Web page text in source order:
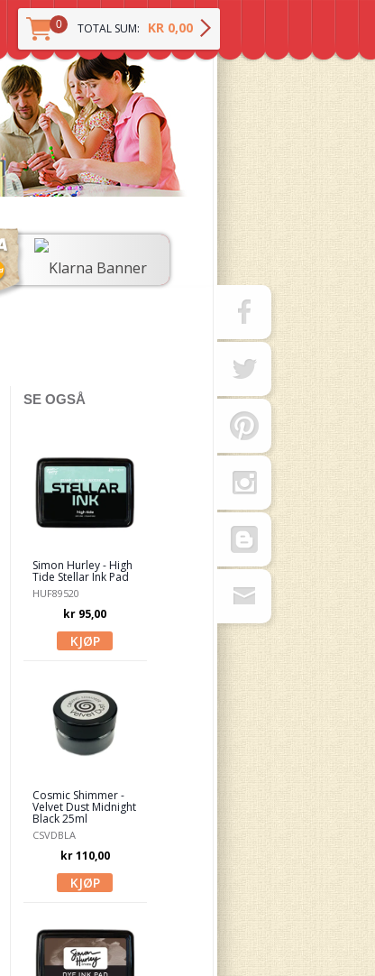
0 TOTAL SUM: KR 0,00
SE OGSÅ
Simon Hurley - High
Tide Stellar Ink Pad
HUF89520
kr 95,00
Cosmic Shimmer -
Velvet Dust Midnight
Black 25ml
CSVDBLA
kr 110,00